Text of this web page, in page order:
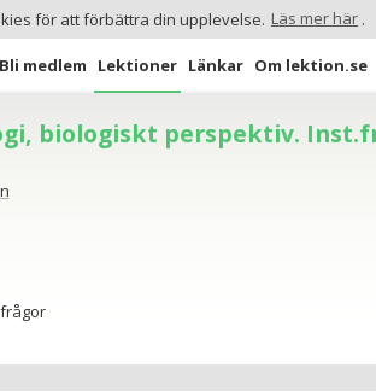
för att förbättra din upplevelse. Läs mer här .
Bli medlem Lektioner Länkar Om lektion.se
biologiskt perspektiv.